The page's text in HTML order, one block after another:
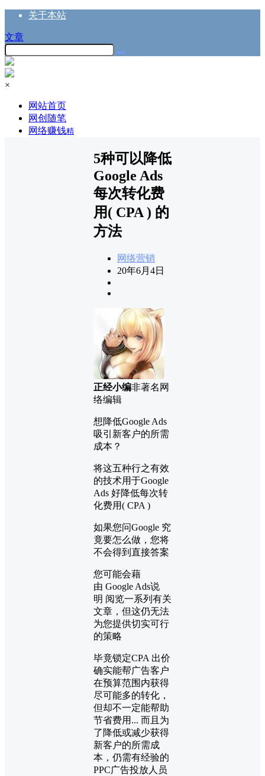
关于本站
文章
×
网站首页
网创随笔
网络赚钱精
5种可以降低
Google Ads
每次转化费
用( CPA ) 的
方法
网络营销
20年6月4日
正经小编非著名网
络编辑
想降低Google Ads
吸引新客户的所需
成本？
将这五种行之有效
的技术用于Google
Ads 好降低每次转
化费用( CPA )
如果您问Google 究
竟要怎么做，您将
不会得到直接答案
您可能会藉
由 Google Ads说
明 阅览一系列有关
文章，但这仍无法
为您提供切实可行
的策略
毕竟锁定CPA 出价
确实能帮广告客户
在预算范围内获得
尽可能多的转化，
但却不一定能帮助
节省费用... 而且为
了降低或减少获得
新客户的所需成
本，仍需有经验的
PPC广告投放人员